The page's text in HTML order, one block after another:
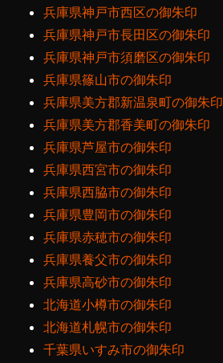
兵庫県神戸市西区の御朱印
兵庫県神戸市長田区の御朱印
兵庫県神戸市須磨区の御朱印
兵庫県篠山市の御朱印
兵庫県美方郡新温泉町の御朱印
兵庫県美方郡香美町の御朱印
兵庫県芦屋市の御朱印
兵庫県西宮市の御朱印
兵庫県西脇市の御朱印
兵庫県豊岡市の御朱印
兵庫県赤穂市の御朱印
兵庫県養父市の御朱印
兵庫県高砂市の御朱印
北海道小樽市の御朱印
北海道札幌市の御朱印
千葉県いすみ市の御朱印